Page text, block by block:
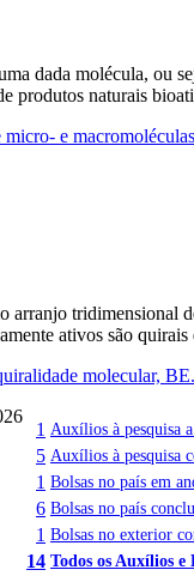
dada molécula, ou
produtos naturais
e
arranjo tridimensional
ativos são
molecular,
1 Auxílios à pesquisa
5 Auxílios à pesquisa
1 Bolsas no país em
6 Bolsas no país
1 Bolsas no exterior
14 Todos os Auxílios e